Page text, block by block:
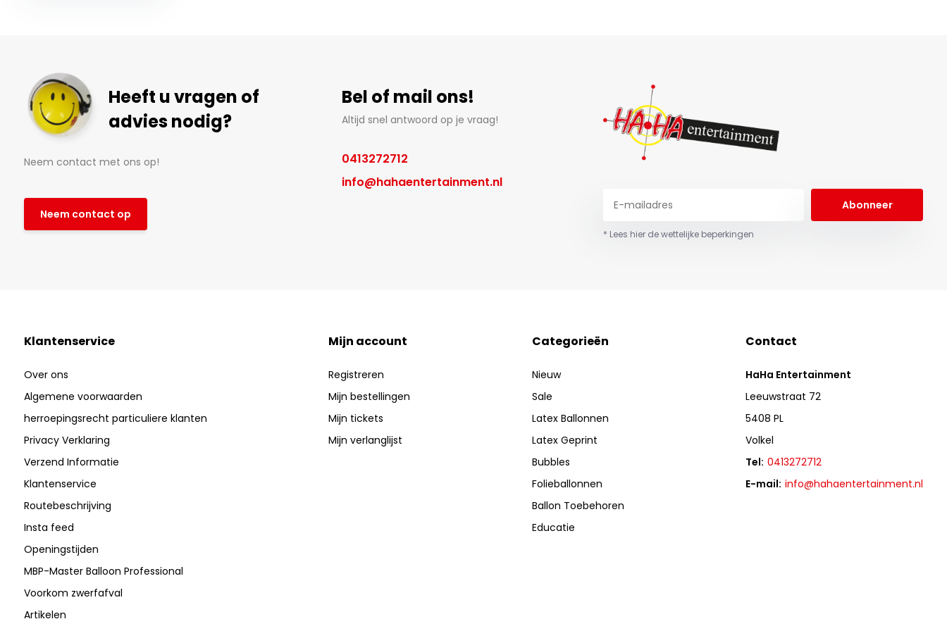
Heeft u vragen of
advies nodig?
Neem contact met ons op!
Neem contact op
Bel of mail ons!
Altijd snel antwoord op je vraag!
0413272712
info@hahaentertainment.nl
Abonneer
* Lees hier de wettelijke beperkingen
Klantenservice
Over ons
Algemene voorwaarden
herroepingsrecht particuliere klanten
Privacy Verklaring
Verzend Informatie
Klantenservice
Routebeschrijving
Insta feed
Openingstijden
MBP-Master Balloon Professional
Voorkom zwerfafval
Artikelen
Mijn account
Registreren
Mijn bestellingen
Mijn tickets
Mijn verlanglijst
Categorieën
Nieuw
Sale
Latex Ballonnen
Latex Geprint
Bubbles
Folieballonnen
Ballon Toebehoren
Educatie
Contact
HaHa Entertainment
Leeuwstraat 72
5408 PL
Volkel
Tel: 0413272712
E-mail: info@hahaentertainment.nl